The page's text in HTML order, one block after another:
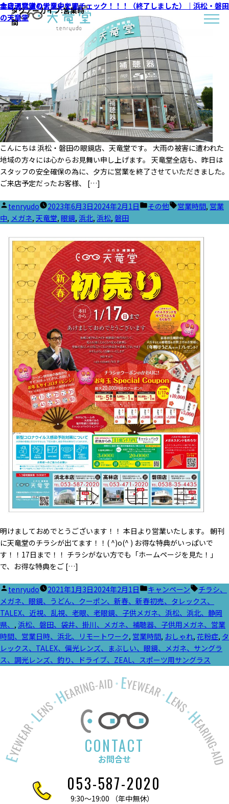
タグアーカイブ:営業時
間
全店通常通り営業中です。
こんにちは 浜松・磐田の眼鏡店、天竜堂です。 大雨の被害に遭われた
地域の方々には心からお見舞い申し上げます。 天竜堂全店も、昨日は
スタッフの安全確保の為に、夕方に営業を終了させていただきました。
ご来店予定だったお客様、 […]
投
稿
tenryudo 2023年6月3日2024年2月1日
カ
リ
ー:
その他
タ
営業時間, 営業
中, メガネ, 天竜堂, 眼鏡, 浜北, 浜松, 磐田
本日天竜堂のチラシを要チェック！！！（終了しました）｜浜松・磐田
の天竜堂
明けましておめでとうございます！！ 本日より営業いたします。 朝刊
に天竜堂のチラシが出てます！！( ^)o(^ ) お得な特典がいっぱいで
す！！17日まで！！ チラシがない方でも「ホームページを見た！」
で、お得な特典をご […]
投
稿
者:
tenryudo 2021年1月3日2024年2月1日
カ
テ
ゴ
リ
ー:
キャンペーン
タ
グ:
チラシ、
メガネ、眼鏡、うどん、クーポン、新春、新春初売、タレックス、
TALEX、近視、乱視、老眼、老眼鏡、子供メガネ、浜松、浜北、静岡
県、 , 浜松、磐田、袋井、掛川、メガネ、補聴器、子供用メガネ、営業
時間、営業日時、浜北、リモートワーク, 営業時間, おしゃれ, 花粉症, タ
レックス、TALEX、偏光レンズ、まぶしい、眼鏡、メガネ、サングラ
ス、調光レンズ、釣り、ドライブ、ZEAL、スポーツ用サングラス
CONTACT
お問合せ
053-587-2020
9:30～19:00 （年中無休）